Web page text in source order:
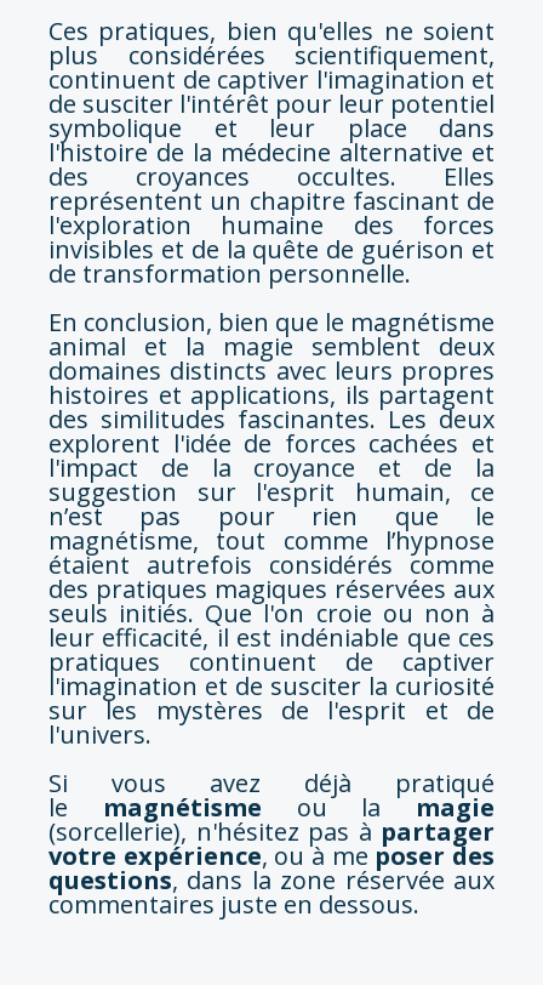
Ces pratiques, bien qu'elles ne soient
plus considérées scientifiquement,
continuent de captiver l'imagination et
de susciter l'intérêt pour leur potentiel
symbolique et leur place dans
l'histoire de la médecine alternative et
des croyances occultes. Elles
représentent un chapitre fascinant de
l'exploration humaine des forces
invisibles et de la quête de guérison et
de transformation personnelle.
En conclusion, bien que le magnétisme
animal et la magie semblent deux
domaines distincts avec leurs propres
histoires et applications, ils partagent
des similitudes fascinantes. Les deux
explorent l'idée de forces cachées et
l'impact de la croyance et de la
suggestion sur l'esprit humain, ce
n’est pas pour rien que le
magnétisme, tout comme l’hypnose
étaient autrefois considérés comme
des pratiques magiques réservées aux
seuls initiés. Que l'on croie ou non à
leur efficacité, il est indéniable que ces
pratiques continuent de captiver
l'imagination et de susciter la curiosité
sur les mystères de l'esprit et de
l'univers.
Si vous avez déjà pratiqué
le magnétisme ou la magie
(sorcellerie), n'hésitez pas à partager
votre expérience, ou à me poser des
questions, dans la zone réservée aux
commentaires juste en dessous.